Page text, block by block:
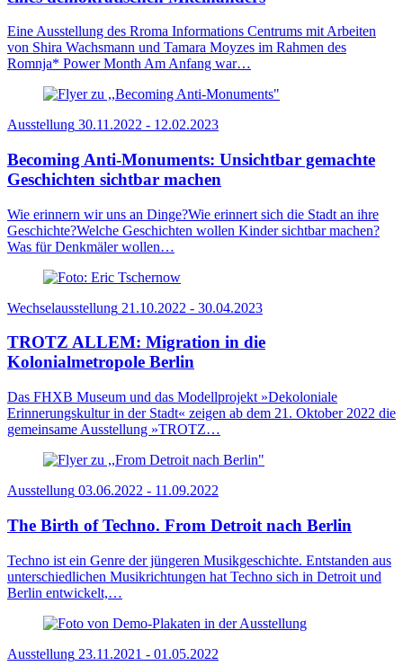
Eine Ausstellung des Rroma Informations Centrums mit Arbeiten
von Shira Wachsmann und Tamara Moyzes im Rahmen des
Romnja* Power Month Am Anfang war…
Ausstellung 30.11.2022 - 12.02.2023
Becoming Anti-Monuments: Unsichtbar gemachte
Geschichten sichtbar machen
Wie erinnern wir uns an Dinge?Wie erinnert sich die Stadt an ihre
Geschichte?Welche Geschichten wollen Kinder sichtbar machen?
Was für Denkmäler wollen…
Wechselausstellung 21.10.2022 - 30.04.2023
TROTZ ALLEM: Migration in die
Kolonialmetropole Berlin
Das FHXB Museum und das Modellprojekt »Dekoloniale
Erinnerungskultur in der Stadt« zeigen ab dem 21. Oktober 2022 die
gemeinsame Ausstellung »TROTZ…
Ausstellung 03.06.2022 - 11.09.2022
The Birth of Techno. From Detroit nach Berlin
Techno ist ein Genre der jüngeren Musikgeschichte. Entstanden aus
unterschiedlichen Musikrichtungen hat Techno sich in Detroit und
Berlin entwickelt,…
Ausstellung 23.11.2021 - 01.05.2022